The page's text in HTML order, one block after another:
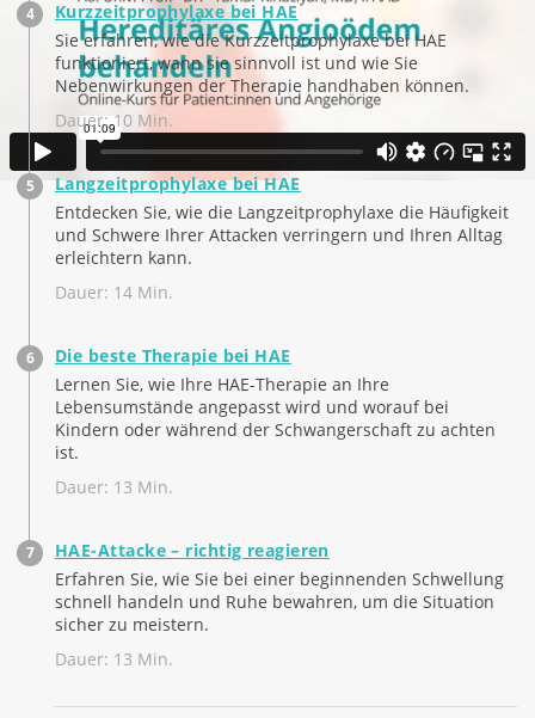
Kurzzeitprophylaxe bei HAE
Sie erfahren, wie die Kurzzeitprophylaxe bei HAE
funktioniert, wann sie sinnvoll ist und wie Sie
Nebenwirkungen der Therapie handhaben können.
Dauer: 10 Min.
Langzeitprophylaxe bei HAE
Entdecken Sie, wie die Langzeitprophylaxe die Häufigkeit
und Schwere Ihrer Attacken verringern und Ihren Alltag
erleichtern kann.
Dauer: 14 Min.
Die beste Therapie bei HAE
Lernen Sie, wie Ihre HAE-Therapie an Ihre
Lebensumstände angepasst wird und worauf bei
Kindern oder während der Schwangerschaft zu achten
ist.
Dauer: 13 Min.
HAE-Attacke – richtig reagieren
Erfahren Sie, wie Sie bei einer beginnenden Schwellung
schnell handeln und Ruhe bewahren, um die Situation
sicher zu meistern.
Dauer: 13 Min.